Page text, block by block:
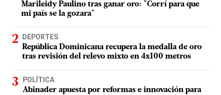
Marileidy Paulino tras ganar oro: "Corrí para que
mi país se la gozara"
DEPORTES
República Dominicana recupera la medalla de oro
tras revisión del relevo mixto en 4x100 metros
POLÍTICA
Abinader apuesta por reformas e innovación para